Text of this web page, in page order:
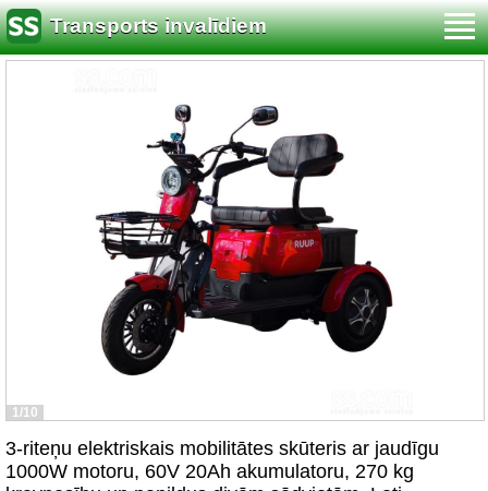
Transports invalīdiem
1/10
3-riteņu elektriskais mobilitātes skūteris ar jaudīgu
1000W motoru, 60V 20Ah akumulatoru, 270 kg